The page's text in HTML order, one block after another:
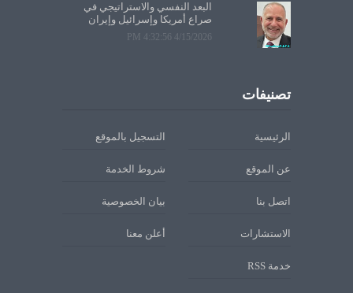
البعد النفسي والاستراتيجي في
صراع أمريكا وإسرائيل وإيران
4/15/2026 4:32:56 PM
تصنيفات
الرئيسية التسجيل بالموقع
عن الموقع شروط الخدمة
اتصل بنا بيان الخصوصية
الاستشارات أعلن معنا
خدمة RSS